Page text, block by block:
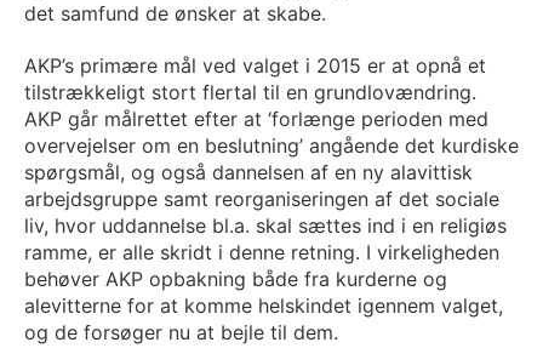
det samfund de ønsker at skabe.
AKP’s primære mål ved valget i 2015 er at opnå et
tilstrækkeligt stort flertal til en grundlovændring.
AKP går målrettet efter at ‘forlænge perioden med
overvejelser om en beslutning’ angående det kurdiske
spørgsmål, og også dannelsen af en ny alavittisk
arbejdsgruppe samt reorganiseringen af det sociale
liv, hvor uddannelse bl.a. skal sættes ind i en religiøs
ramme, er alle skridt i denne retning. I virkeligheden
behøver AKP opbakning både fra kurderne og
alevitterne for at komme helskindet igennem valget,
og de forsøger nu at bejle til dem.